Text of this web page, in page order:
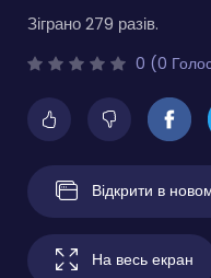
Зіграно 279 разів.
0 (0
Відкрити в
На весь екран